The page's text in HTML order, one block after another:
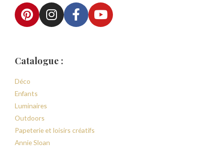
Catalogue :
Déco
Enfants
Luminaires
Outdoors
Papeterie et loisirs créatifs
Annie Sloan